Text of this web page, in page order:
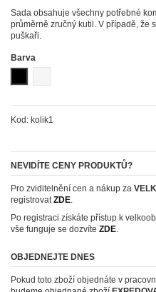
Sada obsahuje všechny potřebné
průměrně zručný kutil. V případě, že
puškaři.
Barva
Kod: kolik1
NEVIDÍTE CENY PRODUKTŮ?
Pro zviditelnění cen a nákup za
registrovat ZDE
Po registraci získáte přístup k
vše funguje se dozvíte ZDE.
OBJEDNEJTE DNES
Pokud toto zboží objednáte v